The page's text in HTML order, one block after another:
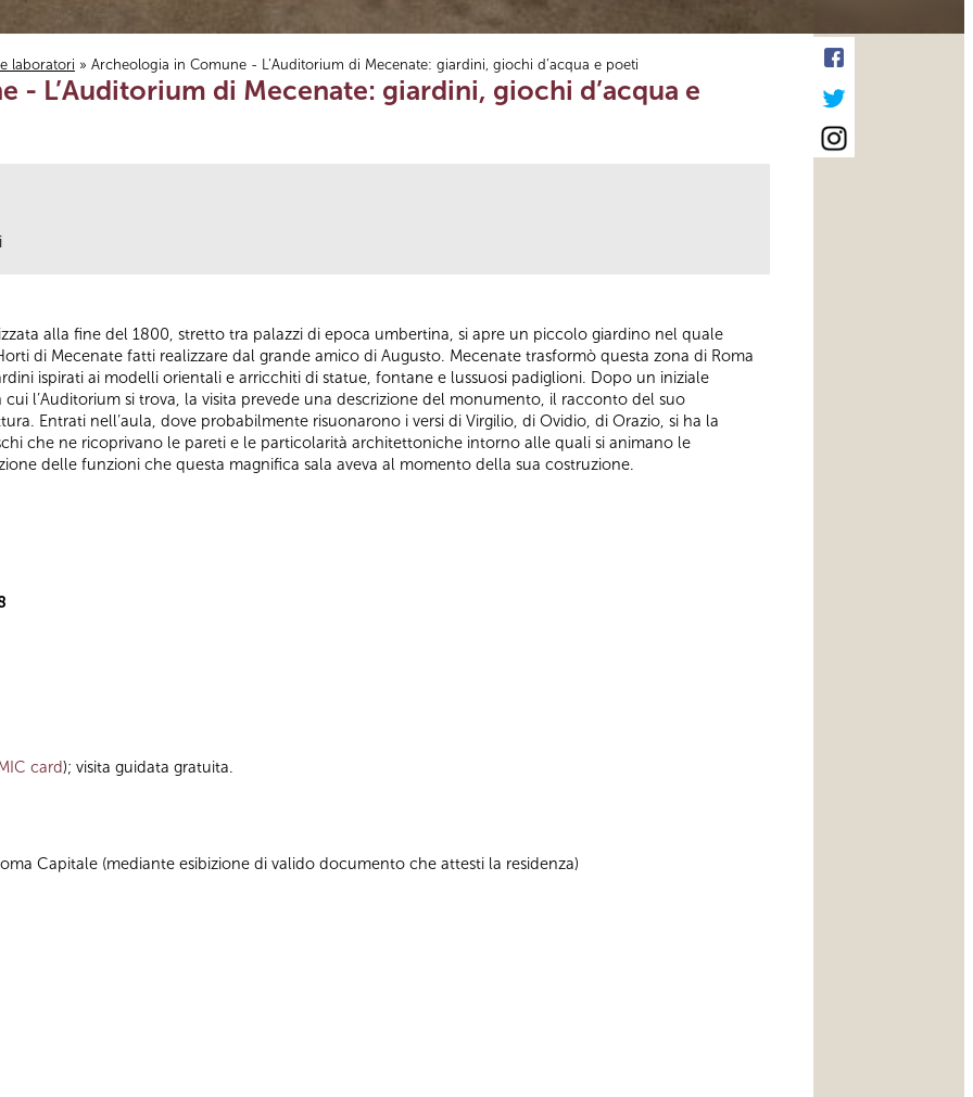
laboratori » Archeologia in Comune - L’Auditorium di Mecenate: giardini, giochi d’acqua e poeti
- L’Auditorium di Mecenate: giardini, giochi d’acqua e
alla fine del 1800, stretto tra palazzi di epoca umbertina, si apre un piccolo giardino nel quale
di Mecenate fatti realizzare dal grande amico di Augusto. Mecenate trasformò questa zona di Roma
ispirati ai modelli orientali e arricchiti di statue, fontane e lussuosi padiglioni. Dopo un iniziale
l’Auditorium si trova, la visita prevede una descrizione del monumento, il racconto del suo
Entrati nell’aula, dove probabilmente risuonarono i versi di Virgilio, di Ovidio, di Orazio, si ha la
che ne ricoprivano le pareti e le particolarità architettoniche intorno alle quali si animano le
delle funzioni che questa magnifica sala aveva al momento della sua costruzione.
card); visita guidata gratuita.
Capitale (mediante esibizione di valido documento che attesti la residenza)